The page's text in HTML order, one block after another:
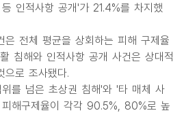
인적사항 공개'가 21.4%를 차지했
은 전체 평균을 상회하는 피해 구제율
침해와 인적사항 공개 사건은 상대적
으로 조사됐다.
를 넘은 초상권 침해'와 '타 매체 사
해구제율이 각각 90.5%, 80%로 높